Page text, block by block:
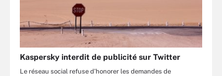
Kaspersky interdit de publicité sur Twitter
Le réseau social refuse d’honorer les demandes de